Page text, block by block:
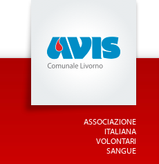
ASSOCIAZIONE
ITALIANA
VOLONTARI
SANGUE